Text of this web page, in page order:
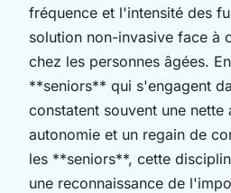
fréquence et l'intensité des
solution non-invasive face à
chez les personnes âgées.
**seniors** qui s'engagent
constatent souvent une
autonomie et un regain de
les **seniors**, cette
une reconnaissance de